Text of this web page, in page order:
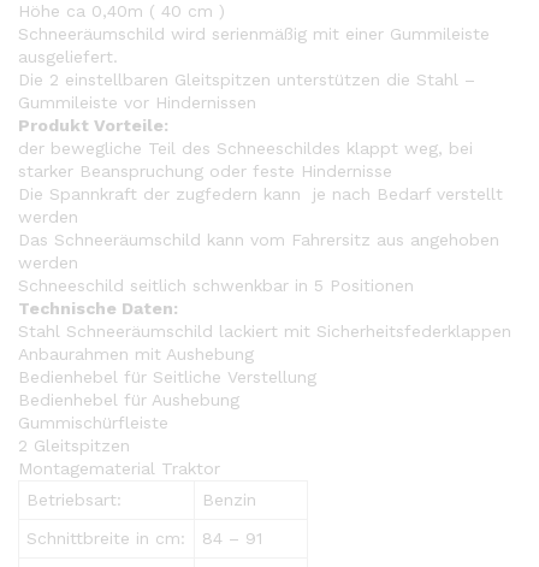
Höhe ca 0,40m ( 40 cm )
Schneeräumschild wird serienmäßig mit einer Gummileiste
ausgeliefert.
Die 2 einstellbaren Gleitspitzen unterstützen die Stahl –
Gummileiste vor Hindernissen
Produkt Vorteile:
der bewegliche Teil des Schneeschildes klappt weg, bei
starker Beanspruchung oder feste Hindernisse
Die Spannkraft der zugfedern kann je nach Bedarf verstellt
werden
Das Schneeräumschild kann vom Fahrersitz aus angehoben
werden
Schneeschild seitlich schwenkbar in 5 Positionen
Technische Daten:
Stahl Schneeräumschild lackiert mit Sicherheitsfederklappen
Anbaurahmen mit Aushebung
Bedienhebel für Seitliche Verstellung
Bedienhebel für Aushebung
Gummischürfleiste
2 Gleitspitzen
Montagematerial Traktor
Betriebsart:
Benzin
Schnittbreite in cm:
84 – 91